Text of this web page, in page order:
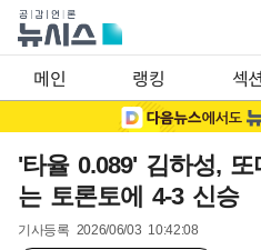
메인 랭킹 섹션
'타율 0.089' 김하성,
는 토론토에 4-3 신승
기사등록 2026/06/03 10:42:08